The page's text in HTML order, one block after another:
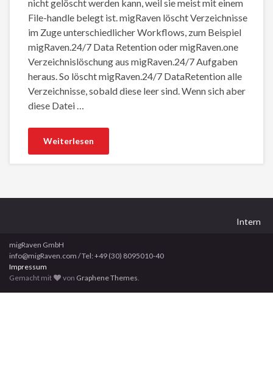
nicht gelöscht werden kann, weil sie meist mit einem
File-handle belegt ist. migRaven löscht Verzeichnisse
im Zuge unterschiedlicher Workflows, zum Beispiel
migRaven.24/7 Data Retention oder migRaven.one
Verzeichnislöschung aus migRaven.24/7 Aufgaben
heraus. So löscht migRaven.24/7 DataRetention alle
Verzeichnisse, sobald diese leer sind. Wenn sich aber
diese Datei …
Weiterlesen
Intern
migRaven GmbH
info@migRaven.com / Tel: +49 (30) 8095010-40
Impressum
Gemacht mit
von Graphene Themes